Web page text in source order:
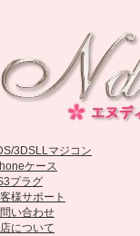
3DSLLマジコン
ケース
プラグ
様サポート
い合わせ
について